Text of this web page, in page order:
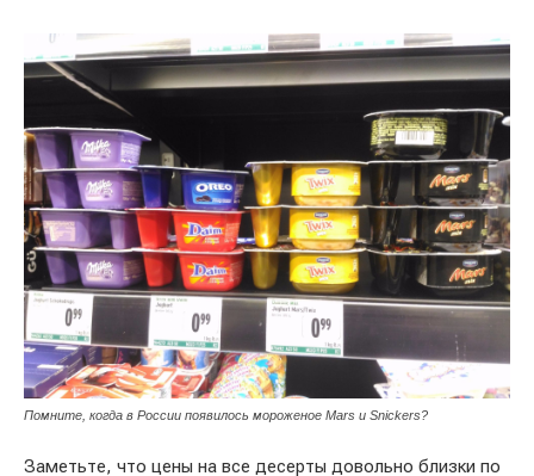
Помните, когда в России появилось мороженое Mars и Snickers?
Заметьте, что цены на все десерты довольно близки по